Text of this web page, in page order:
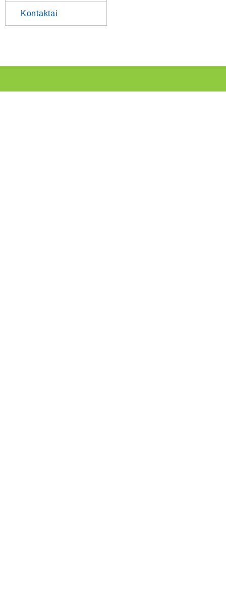
Kontaktai